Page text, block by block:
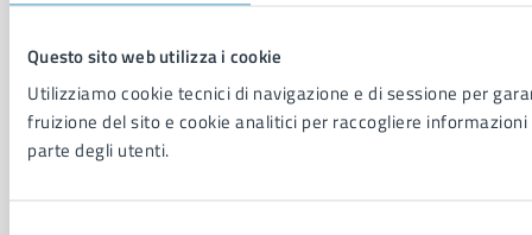
Questo sito web utilizza i cookie
Utilizziamo cookie tecnici di navigazione e di sessione per
fruizione del sito e cookie analitici per raccogliere
parte degli utenti.
Notizie
Avvisi
Comunicati
Comunicati stampa della Giunta Comunale